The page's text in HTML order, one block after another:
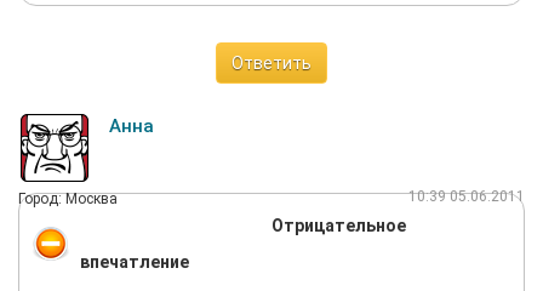
Ответить
Анна
Город: Москва 10:39 05.06.2011
Отрицательное
впечатление